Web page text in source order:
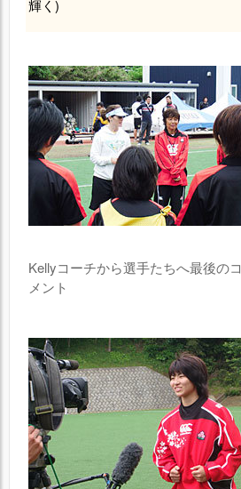
輝く)
Kellyコーチから選手たちへ最後のコ
メント